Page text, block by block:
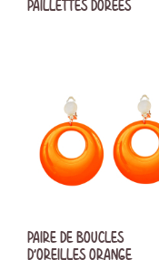
PAILLETTES DORÉES
PAIRE DE BOUCLES
D'OREILLES ORANGE